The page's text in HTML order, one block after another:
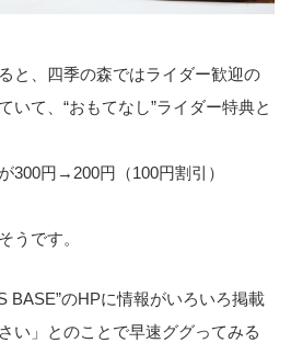
と、四季の森ではライダー歓迎の
いて、“おもてなし”ライダー特典と
300円→200円（100円割引）
うです。
BASE”のHPに情報がいろいろ掲載
い」とのことで早速ググってみる